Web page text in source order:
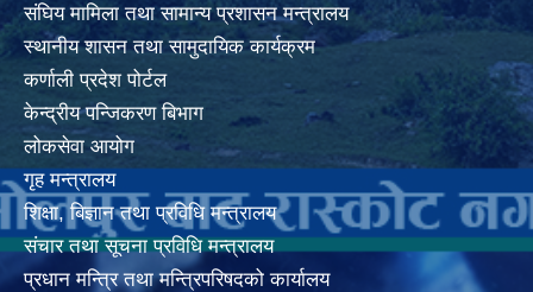
संघिय मामिला तथा सामान्य प्रशासन मन्त्रालय
स्थानीय शासन तथा सामुदायिक कार्यक्रम
कर्णाली प्रदेश पोर्टल
केन्द्रीय पन्जिकरण बिभाग
लोकसेवा आयोग
गृह मन्त्रालय
शिक्षा, बिज्ञान तथा प्रविधि मन्त्रालय
संचार तथा सूचना प्रविधि मन्त्रालय
प्रधान मन्त्रि तथा मन्त्रिपरिषदको कार्यालय